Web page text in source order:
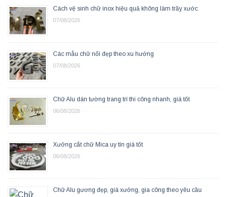
Cách vệ sinh chữ inox hiệu quả không làm trầy xước
07/08/2026
Các mẫu chữ nổi đẹp theo xu hướng
07/08/2026
Chữ Alu dán tường trang trí thi công nhanh, giá tốt
06/08/2026
Xưởng cắt chữ Mica uy tín giá tốt
06/08/2026
Chữ Alu gương đẹp, giá xưởng, gia công theo yêu cầu